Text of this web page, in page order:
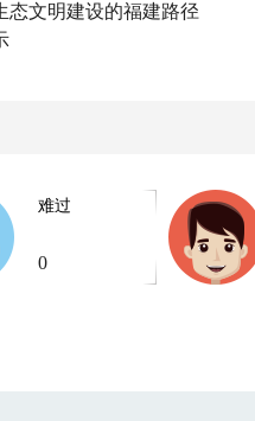
态文明建设的福建路径
难过
0